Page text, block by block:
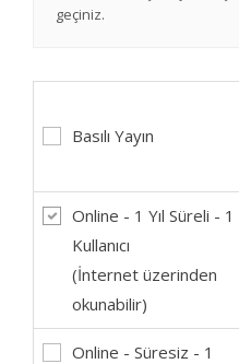
geçiniz.
Basılı Yayın
Online - 1 Yıl Süreli - 1
Kullanıcı
(İnternet üzerinden
okunabilir)
Online - Süresiz - 1